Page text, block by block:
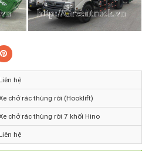
Liên hệ
Xe chở rác thùng rời (Hooklift)
Xe chở rác thùng rời 7 khối Hino
Liên hệ